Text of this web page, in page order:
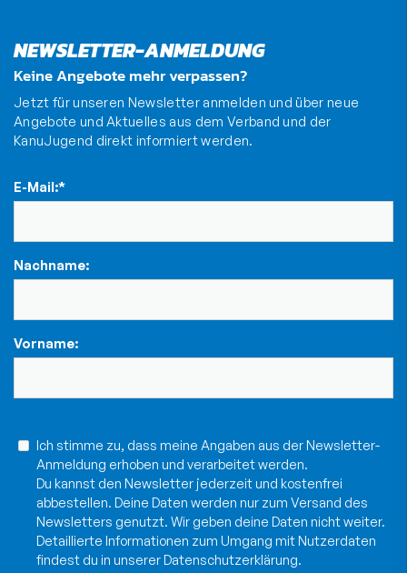
NEWSLETTER-ANMELDUNG
Keine Angebote mehr verpassen?
Jetzt für unseren Newsletter anmelden und über neue
Angebote und Aktuelles aus dem Verband und der
KanuJugend direkt informiert werden.
E-Mail:*
Nachname:
Vorname:
Ich stimme zu, dass meine Angaben aus der Newsletter-
Anmeldung erhoben und verarbeitet werden.
Du kannst den Newsletter jederzeit und kostenfrei
abbestellen. Deine Daten werden nur zum Versand des
Newsletters genutzt. Wir geben deine Daten nicht weiter.
Detaillierte Informationen zum Umgang mit Nutzerdaten
findest du in unsererDatenschutzerklärung.